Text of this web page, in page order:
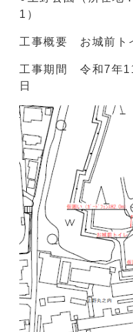
1）
工事概要 お城前ト
工事期間 令和7年
日